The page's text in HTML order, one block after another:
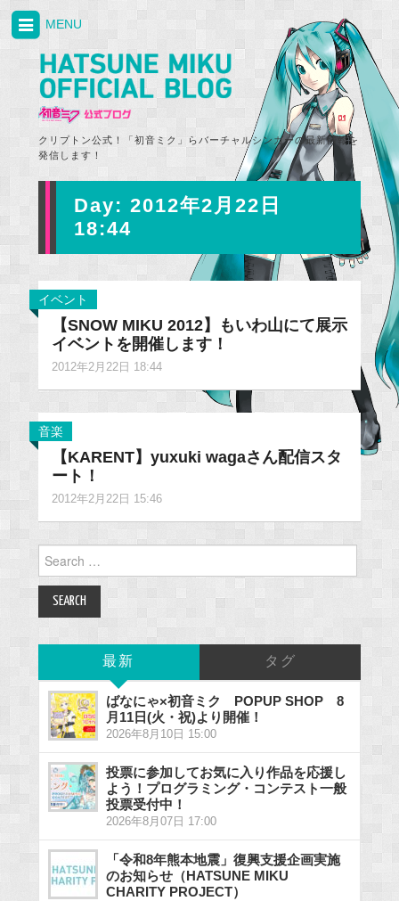
クリプトン公式！「初音ミク」らバーチャルシンガーの最新情報を
発信します！
MENU
Day: 2012年2月22日
18:44
イベント
【SNOW MIKU 2012】もいわ山にて展示
イベントを開催します！
2012年2月22日 18:44
音楽
【KARENT】yuxuki wagaさん配信スタ
ート！
2012年2月22日 15:46
Search
for:
最新 タグ
ばなにゃ×初音ミク POPUP SHOP 8
月11日(火・祝)より開催！
2026年8月10日 15:00
投票に参加してお気に入り作品を応援し
よう！プログラミング・コンテスト一般
投票受付中！
2026年8月07日 17:00
「令和8年熊本地震」復興支援企画実施
のお知らせ（HATSUNE MIKU
CHARITY PROJECT）